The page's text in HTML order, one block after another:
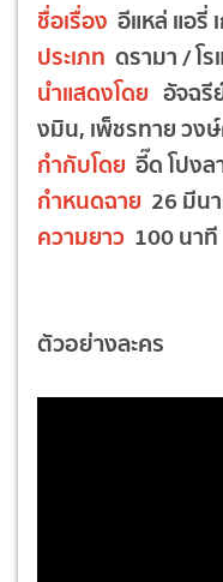
ชื่อเรื่อง อีแหล่ แอรี่
ประเภท ดรามา / โ
นำแสดงโดย อัจฉรี
งมิน, เพ็ชรทาย วงษ์
กำกับโดย อี๊ด โปงล
กำหนดฉาย 26 มีน
ความยาว 100 นาที
ตัวอย่างละคร